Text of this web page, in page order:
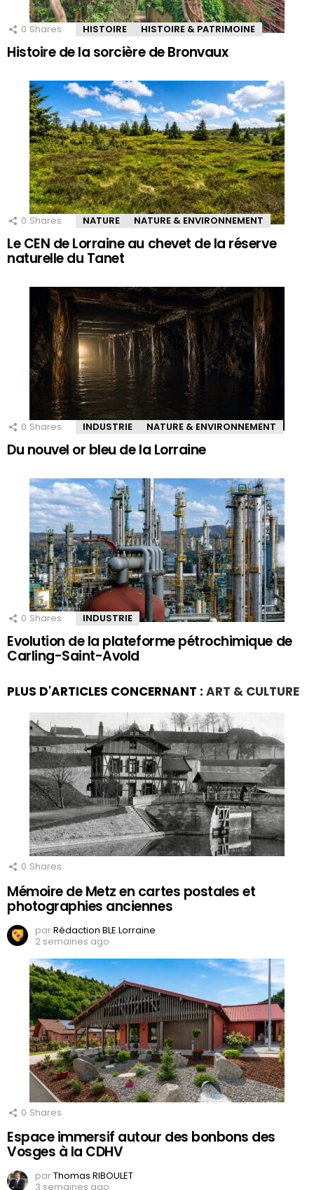
0 Shares HISTOIRE HISTOIRE & PATRIMOINE
Histoire de la sorcière de Bronvaux
0 Shares NATURE NATURE & ENVIRONNEMENT
Le CEN de Lorraine au chevet de la réserve
naturelle du Tanet
0 Shares INDUSTRIE NATURE & ENVIRONNEMENT
Du nouvel or bleu de la Lorraine
0 Shares INDUSTRIE
Evolution de la plateforme pétrochimique de
Carling-Saint-Avold
PLUS D'ARTICLES CONCERNANT : ART & CULTURE
0 Shares
Mémoire de Metz en cartes postales et
photographies anciennes
parRédaction BLE Lorraine
2 semaines ago
0 Shares
Espace immersif autour des bonbons des
Vosges à la CDHV
parThomas RIBOULET
3 semaines ago